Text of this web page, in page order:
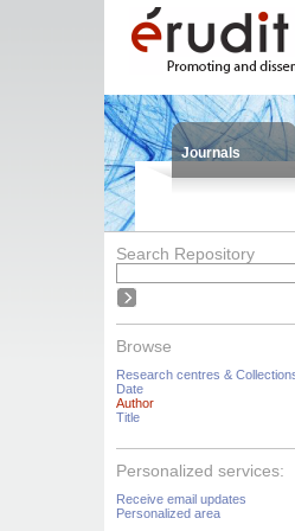
Journals
Search Repository
Browse
Research centres &
Date
Author
Title
Personalized services:
Receive email updates
Personalized area